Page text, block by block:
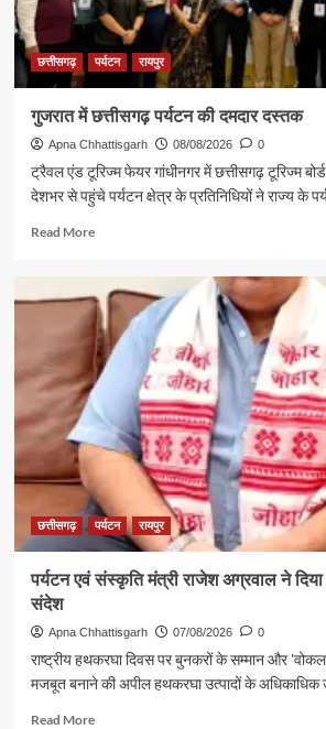
छत्तीसगढ़ पर्यटन रायपुर
गुजरात में छत्तीसगढ़ पर्यटन की दमदार दस्तक
Apna Chhattisgarh 08/08/2026 0
ट्रैवल एंड टूरिज्म फेयर गांधीनगर में छत्तीसगढ़ टूरिज्म बोर्ड
देशभर से पहुंचे पर्यटन क्षेत्र के प्रतिनिधियों ने राज्य के
Read MoreRead
गुजरात
में
छत्तीसगढ़
पर्यटन
की
दमदार
दस्तक
छत्तीसगढ़ पर्यटन रायपुर
पर्यटन एवं संस्कृति मंत्री राजेश अग्रवाल ने
संदेश
Apna Chhattisgarh 07/08/2026 0
राष्ट्रीय हथकरघा दिवस पर बुनकरों के सम्मान और
मजबूत बनाने की अपील हथकरघा उत्पादों के अधिकाधिक
Read MoreRead